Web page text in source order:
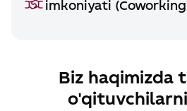
imkoniyati
Biz haqimizda